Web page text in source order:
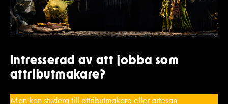
Intresserad av att jobba som
attributmakare?
Man kan studera till attributmakare eller artesan